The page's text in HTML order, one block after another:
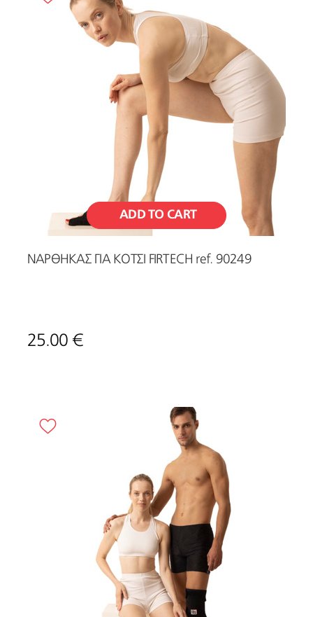
Wellbeing (2)
ADD TO CART
ΝΑΡΘΗΚΑΣ ΓΙΑ ΚΟΤΣΙ FIRTECH ref. 90249
25.00 €